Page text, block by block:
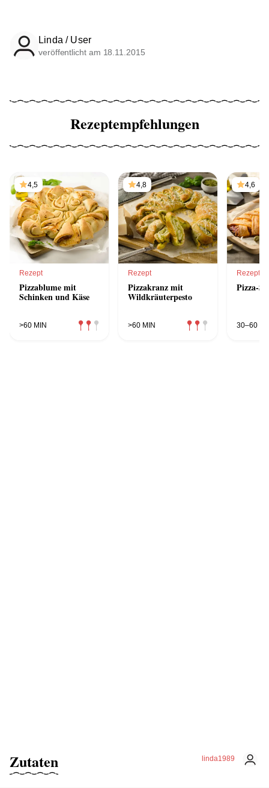
Linda / User
veröffentlicht am 18.11.2015
Rezeptempfehlungen
4,5
Rezept
Pizzablume mit
Schinken und Käse
>60 MIN
4,8
Rezept
Pizzakranz mit
Wildkräuterpesto
>60 MIN
4,6
Rezept
Pizza-
30–60
linda1989
Zutaten